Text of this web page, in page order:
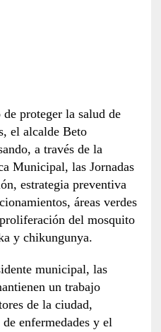
proteger la salud de
el alcalde Beto
a través de la
Municipal, las Jornadas
estrategia preventiva
áreas verdes
del mosquito
y chikungunya.
municipal, las
un trabajo
de la ciudad,
enfermedades y el